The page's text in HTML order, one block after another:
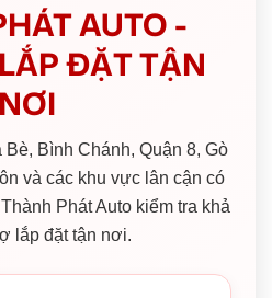
AUTO -
ĐẶT TẬN
NƠI
Bè, Bình Chánh, Quận 8, Gò
và các khu vực lân cận có
Phát Auto kiểm tra khả
lắp đặt tận nơi.